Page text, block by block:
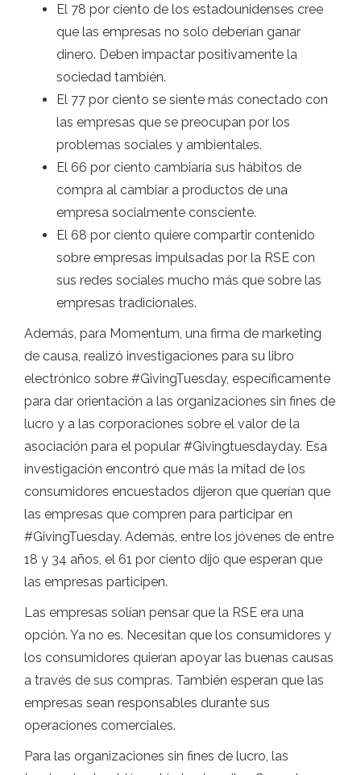
El 78 por ciento de los estadounidenses cree
que las empresas no solo deberían ganar
dinero. Deben impactar positivamente la
sociedad también.
El 77 por ciento se siente más conectado con
las empresas que se preocupan por los
problemas sociales y ambientales.
El 66 por ciento cambiaría sus hábitos de
compra al cambiar a productos de una
empresa socialmente consciente.
El 68 por ciento quiere compartir contenido
sobre empresas impulsadas por la RSE con
sus redes sociales mucho más que sobre las
empresas tradicionales.
Además, para Momentum, una firma de marketing
de causa, realizó investigaciones para su libro
electrónico sobre #GivingTuesday, específicamente
para dar orientación a las organizaciones sin fines de
lucro y a las corporaciones sobre el valor de la
asociación para el popular #Givingtuesdayday. Esa
investigación encontró que más la mitad de los
consumidores encuestados dijeron que querían que
las empresas que compren para participar en
#GivingTuesday. Además, entre los jóvenes de entre
18 y 34 años, el 61 por ciento dijo que esperan que
las empresas participen.
Las empresas solían pensar que la RSE era una
opción. Ya no es. Necesitan que los consumidores y
los consumidores quieran apoyar las buenas causas
a través de sus compras. También esperan que las
empresas sean responsables durante sus
operaciones comerciales.
Para las organizaciones sin fines de lucro, las